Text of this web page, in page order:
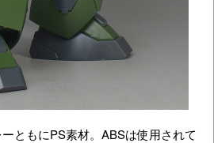
ともにPS素材。ABSは使用されて